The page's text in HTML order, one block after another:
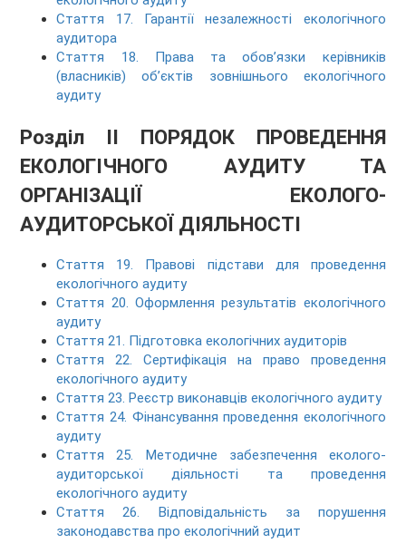
Стаття 17. Гарантії незалежності екологічного
аудитора
Стаття 18. Права та обов’язки керівників
(власників) об’єктів зовнішнього екологічного
аудиту
Розділ II ПОРЯДОК ПРОВЕДЕННЯ
ЕКОЛОГІЧНОГО АУДИТУ ТА
ОРГАНІЗАЦІЇ ЕКОЛОГО-
АУДИТОРСЬКОЇ ДІЯЛЬНОСТІ
Стаття 19. Правові підстави для проведення
екологічного аудиту
Стаття 20. Оформлення результатів екологічного
аудиту
Стаття 21. Підготовка екологічних аудиторів
Стаття 22. Сертифікація на право проведення
екологічного аудиту
Стаття 23. Реєстр виконавців екологічного аудиту
Стаття 24. Фінансування проведення екологічного
аудиту
Стаття 25. Методичне забезпечення еколого-
аудиторської діяльності та проведення
екологічного аудиту
Стаття 26. Відповідальність за порушення
законодавства про екологічний аудит